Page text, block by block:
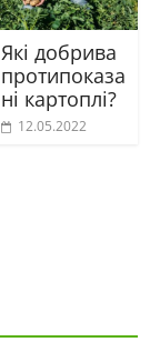
Які добрива
протипоказа
ні картоплі?
12.05.2022